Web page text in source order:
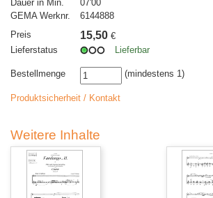
Dauer in Min.
07'00
GEMA Werknr.
6144888
Preis
15,50 €
Lieferstatus
Lieferbar
Bestellmenge (mindestens 1)
Produktsicherheit / Kontakt
Weitere Inhalte